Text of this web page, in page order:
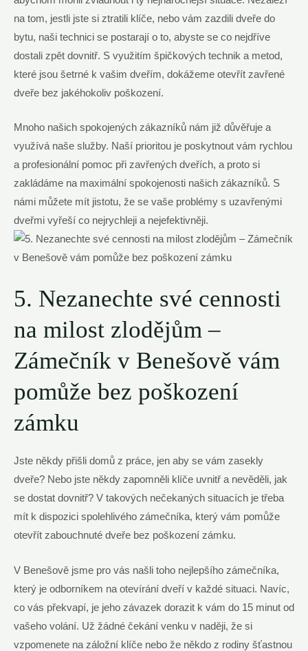
na tom, jestli jste si ztratili klíče, nebo vám zazdili dveře do
bytu, naši technici se postarají o to, abyste se co nejdříve
dostali zpět dovnitř. S využitím špičkových technik a metod,
které jsou šetrné k vašim dveřím, dokážeme otevřít zavřené
dveře bez jakéhokoliv poškození.
Mnoho našich spokojených zákazníků nám již důvěřuje a
využívá naše služby. Naší prioritou je poskytnout vám rychlou
a profesionální pomoc při zavřených dveřích, a proto si
zakládáme na maximální spokojenosti našich zákazníků. S
námi můžete mít jistotu, že se vaše problémy s uzavřenými
dveřmi vyřeší co nejrychleji a nejefektivněji.
5. Nezanechte své cennosti
na milost zlodějům –
Zámečník v Benešově vám
pomůže bez poškození
zámku
Jste někdy přišli domů z práce, jen aby se vám zasekly
dveře? Nebo jste někdy zapomněli klíče uvnitř a nevěděli, jak
se dostat dovnitř? V takových nečekaných situacích je třeba
mít k dispozici spolehlivého zámečníka, který vám pomůže
otevřít zabouchnuté dveře bez poškození zámku.
V Benešově jsme pro vás našli toho nejlepšího zámečníka,
který je odborníkem na otevírání dveří v každé situaci. Navíc,
co vás překvapí, je jeho závazek dorazit k vám do 15 minut od
vašeho volání. Už žádné čekání venku v naději, že si
vzpomenete na záložní klíče nebo že někdo z rodiny šťastnou